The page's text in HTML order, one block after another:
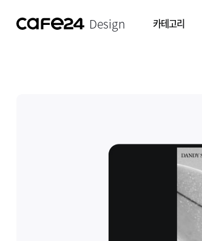
Design 카테고리